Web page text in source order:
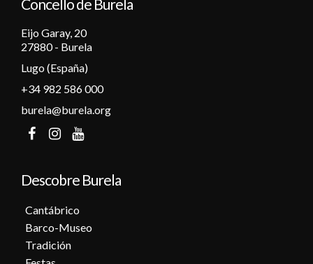
14
15
17
20
Concello de Burela
Eijo Garay, 20
27880 - Burela
Lugo (España)
+34 982 586 000
burela@burela.org
Descobre Burela
Cantábrico
Barco-Museo
Tradición